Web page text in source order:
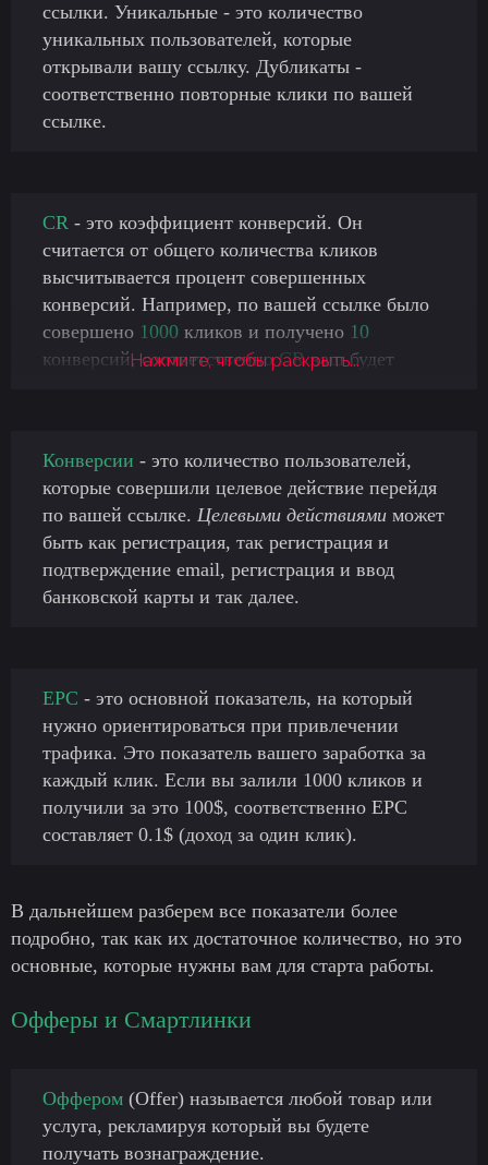
ссылки. Уникальные - это количество
уникальных пользователей, которые
открывали вашу ссылку. Дубликаты -
соответственно повторные клики по вашей
ссылке.
CR - это коэффициент конверсий. Он
считается от общего количества кликов
высчитывается процент совершенных
конверсий. Например, по вашей ссылке было
совершено 1000 кликов и получено 10
конверсий, соответственноCRваш будет
Нажмите, чтобы раскрыть...
Конверсии - это количество пользователей,
которые совершили целевое действие перейдя
по вашей ссылке. Целевыми действиями может
быть как регистрация, так регистрация и
подтверждение email, регистрация и ввод
банковской карты и так далее.
EPC - это основной показатель, на который
нужно ориентироваться при привлечении
трафика. Это показатель вашего заработка за
каждый клик. Если вы залили 1000 кликов и
получили за это 100$, соответственно EPC
составляет 0.1$ (доход за один клик).
В дальнейшем разберем все показатели более
подробно, так как их достаточное количество, но это
основные, которые нужны вам для старта работы.
Офферы и Смартлинки
Оффером (Offer) называется любой товар или
услуга, рекламируя который вы будете
получать вознаграждение.